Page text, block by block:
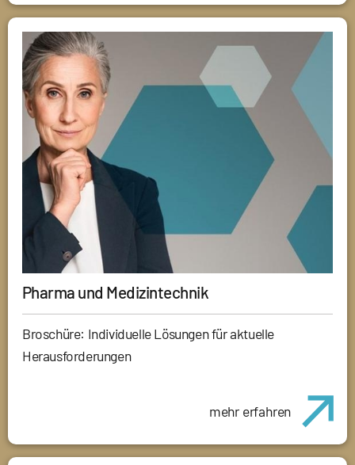
Pharma und Medizintechnik
Broschüre: Individuelle Lösungen für aktuelle
Herausforderungen
mehr erfahren